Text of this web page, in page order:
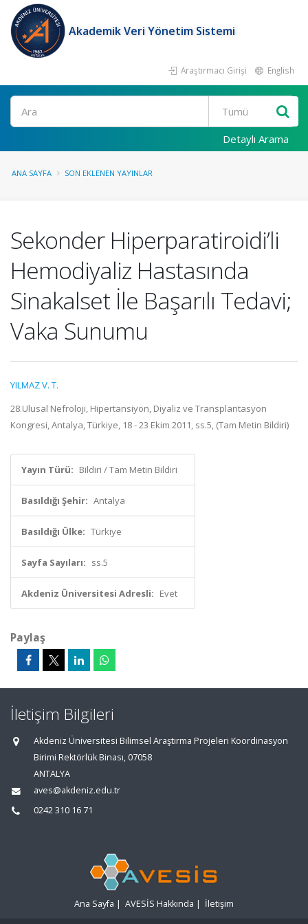
Akademik Veri Yönetim Sistemi
Araştırmacı Girişi English
Ara
Detaylı Arama
ANA SAYFA SON EKLENEN YAYINLAR
Sekonder Hiperparatiroidi’li
Hemodiyaliz Hastasında
Sinakalset İle Başarılı Tedavi;
Vaka Sunumu
YILMAZ V. T.
28.Ulusal Nefroloji, Hipertansiyon, Diyaliz ve Transplantasyon
Kongresi, Antalya, Türkiye, 18 - 23 Ekim 2011, ss.5, (Tam Metin Bildiri)
Yayın Türü: Bildiri / Tam Metin Bildiri
Basıldığı Şehir: Antalya
Basıldığı Ülke: Türkiye
Sayfa Sayıları: ss.5
Akdeniz Üniversitesi Adresli: Evet
Paylaş
İletişim Bilgileri
Akdeniz Üniversitesi Bilimsel Araştırma Projeleri Koordinasyon
Birimi Rektörlük Binası, 07058
ANTALYA
aves@akdeniz.edu.tr
0242 310 16 71
Ana Sayfa | AVESİS Hakkında | İletişim